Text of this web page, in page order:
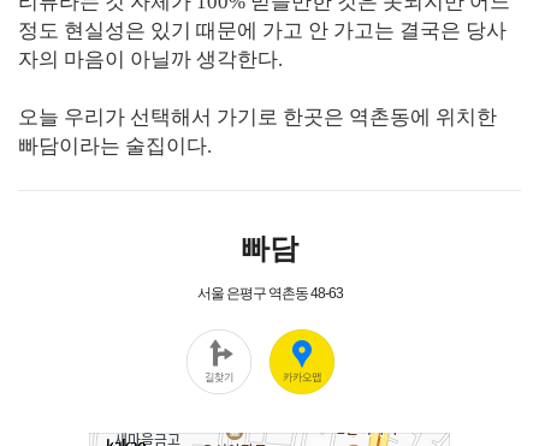
정도 현실성은 있기 때문에 가고 안 가고는 결국은 당사
자의 마음이 아닐까 생각한다.
오늘 우리가 선택해서 가기로 한곳은 역촌동에 위치한
빠담이라는 술집이다.